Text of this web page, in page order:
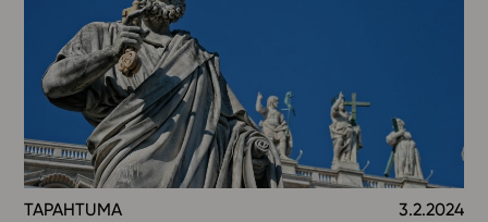
Kokeilutarjous
Ainstain
Alakoulu
Yläkoulu
Lukio
TAPAHTUMA 3.2.2024